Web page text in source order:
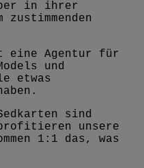
in ihrer
eine Agentur für
und
etwas
sind
unsere
1:1 das, was